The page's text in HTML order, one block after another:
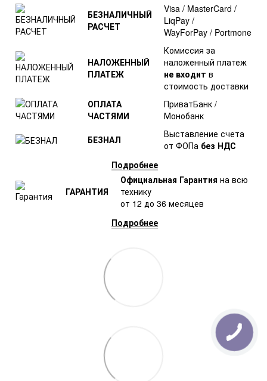
БЕЗНАЛИЧНЫЙ
РАСЧЕТ
Visa / MasterCard /
LiqPay /
WayForPay / Portmone
НАЛОЖЕННЫЙ
ПЛАТЕЖ
Комиссия за
наложенный платеж
не входит в
стоимость доставки
ОПЛАТА
ЧАСТЯМИ
ПриватБанк /
Монобанк
БЕЗНАЛ
Выставление счета
от ФОПа без НДС
Подробнее
ГАРАНТИЯ
Официальная Гарантия на всю
технику
от 12 до 36 месяцев
Подробнее